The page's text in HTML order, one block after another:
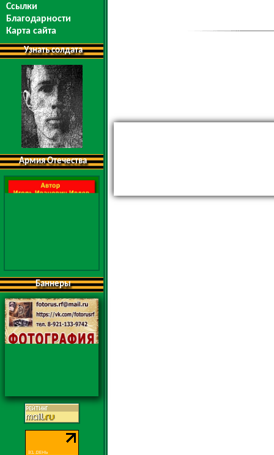
Ссылки
Благодарности
Карта сайта
Узнать солдата
Армия Отечества
Баннеры